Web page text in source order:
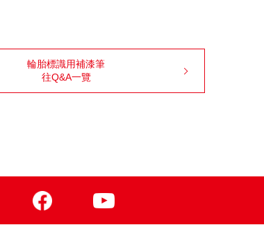
輪胎標識用補漆筆
往Q&A一覽